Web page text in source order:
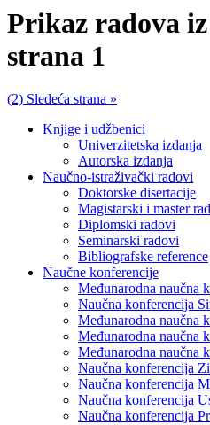
Prikaz radova
strana 1
(2) Sledeća strana »
Knjige i udžbenici
Univerzitetska izdanja
Autorska izdanja
Naučno-istraživački radovi
Doktorske disertacije
Magistarski i master
Diplomski radovi
Seminarski radovi
Bibliografske reference
Naučne konferencije
Međunarodna naučna
Naučna konferencija
Međunarodna naučna
Međunarodna naučna
Međunarodna naučna
Naučna konferencija
Naučna konferencija
Naučna konferencija
Naučna konferencija